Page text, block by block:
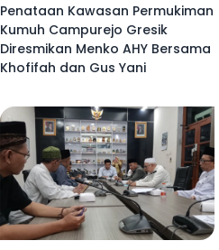
Penataan Kawasan Permukiman
Kumuh Campurejo Gresik
Diresmikan Menko AHY Bersama
Khofifah dan Gus Yani